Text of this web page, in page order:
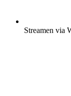
Streamen via